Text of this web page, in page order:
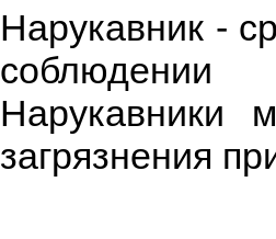
Нарукавник -
соблюдении
Нарукавники
загрязнения